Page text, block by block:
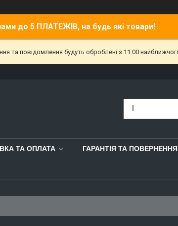
до 5 ПЛАТЕЖІВ, на будь які товари!
та повідомлення будуть оброблені з 11:00
ТА ОПЛАТА ГАРАНТІЯ ТА ПОВЕРНЕННЯ